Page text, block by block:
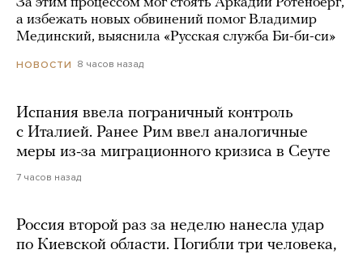
За этим процессом мог стоять Аркадий Ротенберг,
а избежать новых обвинений помог Владимир
Мединский, выяснила «Русская служба Би-би-си»
НОВОСТИ 8 часов назад
Испания ввела пограничный контроль
с Италией. Ранее Рим ввел аналогичные
меры из-за миграционного кризиса в Сеуте
7 часов назад
Россия второй раз за неделю нанесла удар
по Киевской области. Погибли три человека,